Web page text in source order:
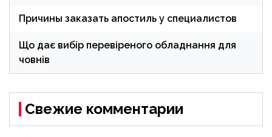
Причины заказать апостиль у специалистов
Що дає вибір перевіреного обладнання для
човнів
Свежие комментарии